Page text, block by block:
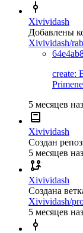
Xivividash
Добавлены
Xivividash/
create:
5 месяцев
Xivividash
Создан
5 месяцев
Xivividash
Создана
Xivividash/
5 месяцев